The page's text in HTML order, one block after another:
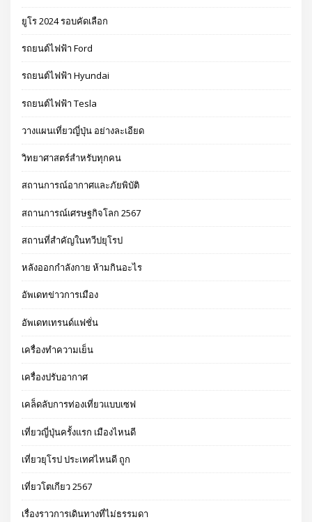
ยูโร 2024 รอบคัดเลือก
รถยนต์ไฟฟ้า Ford
รถยนต์ไฟฟ้า Hyundai
รถยนต์ไฟฟ้า Tesla
วางแผนเที่ยวญี่ปุ่น อย่างละเอียด
วิทยาศาสตร์สำหรับทุกคน
สถานการณ์อากาศและภัยพิบัติ
สถานการณ์เศรษฐกิจโลก 2567
สถานที่สำคัญในทวีปยุโรป
หลังออกกําลังกาย ห้ามกินอะไร
อัพเดทข่าวการเมือง
อัพเดทเทรนด์แฟชั่น
เครื่องทำความเย็น
เครื่องปรับอากาศ
เคล็ดลับการท่องเที่ยวแบบเซฟ
เที่ยวญี่ปุ่นครั้งแรก เมืองไหนดี
เที่ยวยุโรป ประเทศไหนดี ถูก
เที่ยวโตเกียว 2567
เรื่องราวการเดินทางที่ไม่ธรรมดา